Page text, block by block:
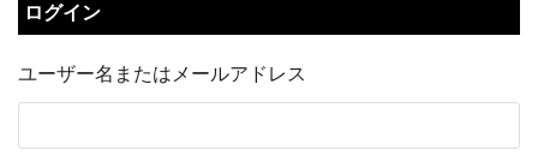
ログイン
ユーザー名またはメールアドレス